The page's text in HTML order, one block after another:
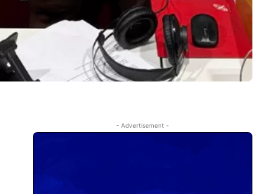
- Advertisement -